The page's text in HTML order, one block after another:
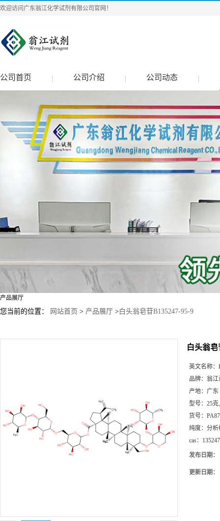
欢迎访问广东翁江化学试剂有限公司官网！
公司首页 公司介绍 公司动态
产品展厅
您当前的位置： 网站首页 > 产品展厅 >白头翁皂苷B135247-95-9
白头翁皂
英文名称：
品牌： 翁江
产地： 广东
型号： 25克
货号：
纯度： 分析
cas：
发布日期：
更新日期：